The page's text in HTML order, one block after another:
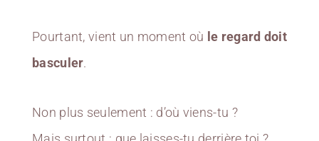
Pourtant, vient un moment où le regard doit
basculer.
Non plus seulement : d’où viens-tu ?